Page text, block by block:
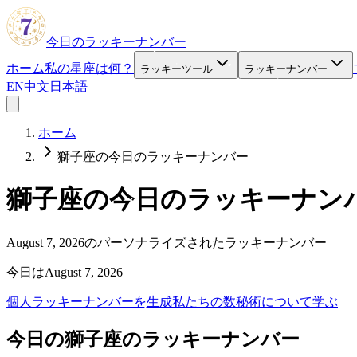
今日のラッキーナンバー
ホーム私の星座は何？ ラッキーツール ラッキーナンバー
EN中文 日本語
ホーム
獅子座の今日のラッキーナンバー
獅子座の今日のラッキーナン
August 7, 2026のパーソナライズされたラッキーナンバー
今日はAugust 7, 2026
個人ラッキーナンバーを生成私たちの数秘術について学ぶ
今日の獅子座のラッキーナンバー